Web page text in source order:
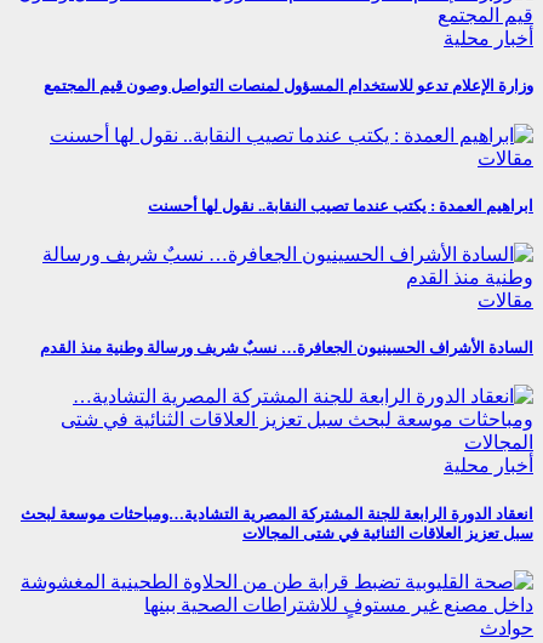
أخبار محلية
وزارة الإعلام تدعو للاستخدام المسؤول لمنصات التواصل وصون قيم المجتمع
مقالات
ابراهيم العمدة : يكتب عندما تصيب النقابة.. نقول لها أحسنت
مقالات
السادة الأشراف الحسينيون الجعافرة… نسبٌ شريف ورسالة وطنية منذ القدم
أخبار محلية
انعقاد الدورة الرابعة للجنة المشتركة المصرية التشادية…ومباحثات موسعة لبحث
سبل تعزيز العلاقات الثنائية في شتى المجالات
حوادث